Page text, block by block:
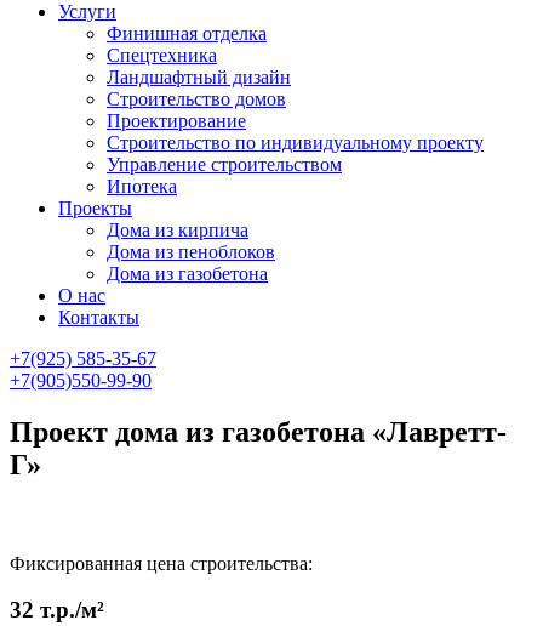
Услуги
Финишная отделка
Спецтехника
Ландшафтный дизайн
Строительство домов
Проектирование
Строительство по индивидуальному проекту
Управление строительством
Ипотека
Проекты
Дома из кирпича
Дома из пеноблоков
Дома из газобетона
О нас
Контакты
+7(925) 585-35-67
+7(905)550-99-90
Проект дома из газобетона «Лавретт-
Г»
Фиксированная цена строительства:
32 т.р./м²